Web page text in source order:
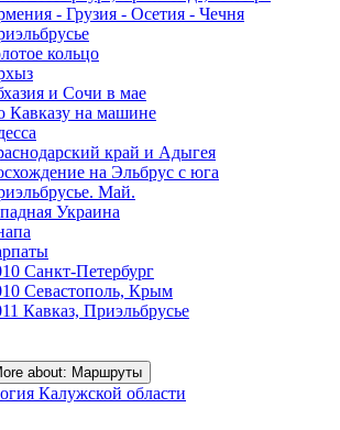
- Грузия - Осетия - Чечня
кольцо
и Сочи в мае
Кавказу на машине
край и Адыгея
на Эльбрус с юга
Май.
Украина
Санкт-Петербург
Севастополь, Крым
Кавказ, Приэльбрусье
about: Маршруты
Калужской области